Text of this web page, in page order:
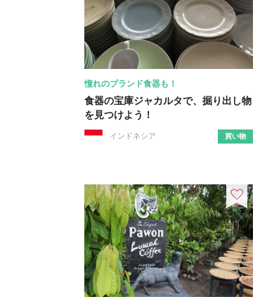
憧れのブランド食器も！
食器の宝庫ジャカルタで、掘り出し物
を見つけよう！
インドネシア 買い物